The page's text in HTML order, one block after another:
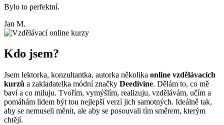
Bylo to perfektní.
Jan M.
Kdo jsem?
Jsem lektorka, konzultantka, autorka několika online vzdělávacích
kurzů a zakladatelka módní značky Deedivine. Dělám to, co mě
baví a co miluju. Tvořím, vymýšlím, realizuju, vzdělávám, učím a
pomáhám lidem být tou nejlepší verzí jich samotných. Ideálně tak,
aby se nemuseli měnit, ale aby se posouvali tím směrem, kterým
chtějí.